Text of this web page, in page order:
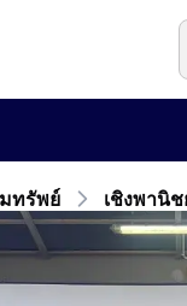
ทรัพย์ เชิงพานิ